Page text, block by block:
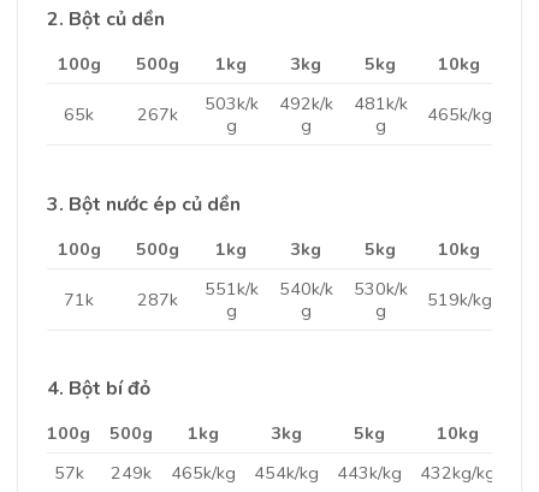
2. Bột củ dền
100g 500g 1kg 3kg 5kg 10kg
65k 267k
503k/k
g
492k/k
g
481k/k
g
465k/kg
3. Bột nước ép củ dền
100g 500g 1kg 3kg 5kg 10kg
71k 287k
551k/k
g
540k/k
g
530k/k
g
519k/kg
4. Bột bí đỏ
100g 500g 1kg 3kg 5kg
10kg
57k
249k 465k/kg 454k/kg 443k/kg 432kg/kg